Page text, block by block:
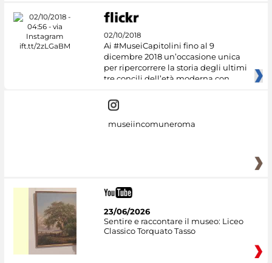
02/10/2018
Ai #MuseiCapitolini fino al 9
dicembre 2018 un’occasione unica
per ripercorrere la storia degli ultimi
tre concili dell’età moderna con
museiincomuneroma
23/06/2026
Sentire e raccontare il museo: Liceo
Classico Torquato Tasso